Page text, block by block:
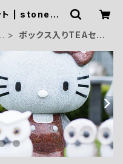
ト | stoneon
ボックス入りTEAセッ